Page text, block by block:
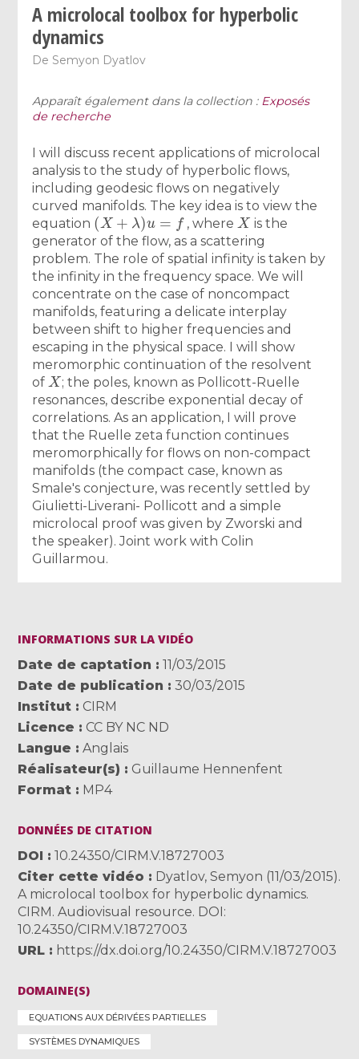
A microlocal toolbox for hyperbolic
dynamics
De Semyon Dyatlov
Apparaît également dans la collection : Exposés
de recherche
I will discuss recent applications of microlocal
analysis to the study of hyperbolic flows,
including geodesic flows on negatively
curved manifolds. The key idea is to view the
equation
(X+λ)u= f
, where
X
is the
generator of the flow, as a scattering
problem. The role of spatial infinity is taken by
the infinity in the frequency space. We will
concentrate on the case of noncompact
manifolds, featuring a delicate interplay
between shift to higher frequencies and
escaping in the physical space. I will show
meromorphic continuation of the resolvent
of
X
; the poles, known as Pollicott-Ruelle
resonances, describe exponential decay of
correlations. As an application, I will prove
that the Ruelle zeta function continues
meromorphically for flows on non-compact
manifolds (the compact case, known as
Smale's conjecture, was recently settled by
Giulietti-Liverani- Pollicott and a simple
microlocal proof was given by Zworski and
the speaker). Joint work with Colin
Guillarmou.
INFORMATIONS SUR LA VIDÉO
Date de captation
11/03/2015
Date de publication
30/03/2015
Institut
CIRM
Licence
CC BY NC ND
Langue
Anglais
Réalisateur(s)
Guillaume Hennenfent
Format
MP4
DONNÉES DE CITATION
DOI
10.24350/CIRM.V.18727003
Citer cette vidéo
Dyatlov, Semyon (11/03/2015).
A microlocal toolbox for hyperbolic dynamics.
CIRM. Audiovisual resource. DOI:
10.24350/CIRM.V.18727003
URL
https://dx.doi.org/10.24350/CIRM.V.18727003
DOMAINE(S)
EQUATIONS AUX DÉRIVÉES PARTIELLES
SYSTÈMES DYNAMIQUES